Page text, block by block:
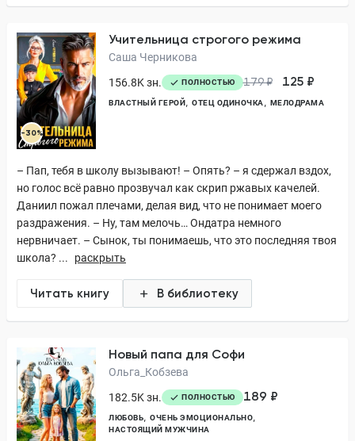
-30%
Учительница строгого режима
Саша Черникова
156.8K зн.
ПОЛНОСТЬЮ 179 ₽ 125 ₽
ВЛАСТНЫЙ ГЕРОЙ ОТЕЦ ОДИНОЧКА МЕЛОДРАМА
– Пап, тебя в школу вызывают! – Опять? – я сдержал вздох,
но голос всё равно прозвучал как скрип ржавых качелей.
Даниил пожал плечами, делая вид, что не понимает моего
раздражения. – Ну, там мелочь… Ондатра немного
нервничает. – Сынок, ты понимаешь, что это последняя твоя
школа? ...
раскрыть
Читать книгу В библиотеку
Новый папа для Софи
Ольга_Кобзева
182.5K зн.
ПОЛНОСТЬЮ 189 ₽
ЛЮБОВЬ
ОЧЕНЬ ЭМОЦИОНАЛЬНО
НАСТОЯЩИЙ МУЖЧИНА